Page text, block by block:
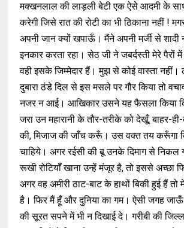
मक्खनलाल की लाड़ली बेटी एक ऐसे आदमी के
करेगी जिसे रात की रोटी का भी ठिकाना नहीं !
अपनी जान क्यों खपाऊँ। मैंने अपनी मर्जी से शादी
इनकार करता रहा। सेठ जी ने जबर्दस्ती मेरे पैरों
वही इसके जिम्मेदार हैं। मुझ से कोई वास्ता
दुबारा ठंडे दिल से इस मसले पर गौर किया तो
नजर न आई। आखिकार उसने यह फैसला किया
जरा उन महारानी के तौर-तरीके को देखूँ, बाहर-
की, मिजाज की जॉँच करूँ। उस वक्त तय करूँगा
चाहिये। अगर रईसी की बू उनके दिमाग से
रूखी रोटियॉँ खाना उन्हें मंजूर है, तो इससे अच्छा
अगर वह अमीरी ठाट-बाट के हाथों बिकी हुई हैं तो
है। फिर मैं हूँ और दुनिया का गम। ऐसी जगह जाऊँ
की सूरत सपने में भी न दिखाई दे। गरीबी की